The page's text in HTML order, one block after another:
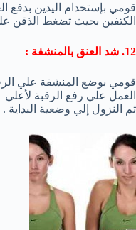
قومي بإستخدام اليدين بدفع
الكتفين بحيث تضغط الذقن
12. شد العنق بالمنشفة :
قومي بوضع المنشفة علي
ثم النزول إلي وضعية البداية .